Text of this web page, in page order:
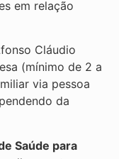
em relação
Cláudio
(mínimo de 2 a
via pessoa
da
Saúde para